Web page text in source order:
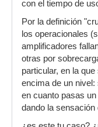
con el tiempo de
Por la definición
los operacionales
amplificadores
otras por
particular, en la
encima de un
en cuanto pasas
dando la sensación